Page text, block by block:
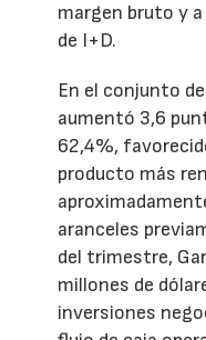
margen bruto y
de I+D.
En el conjunto
aumentó 3,6
62,4%,
producto más
aranceles
del trimestre,
millones de
inversiones